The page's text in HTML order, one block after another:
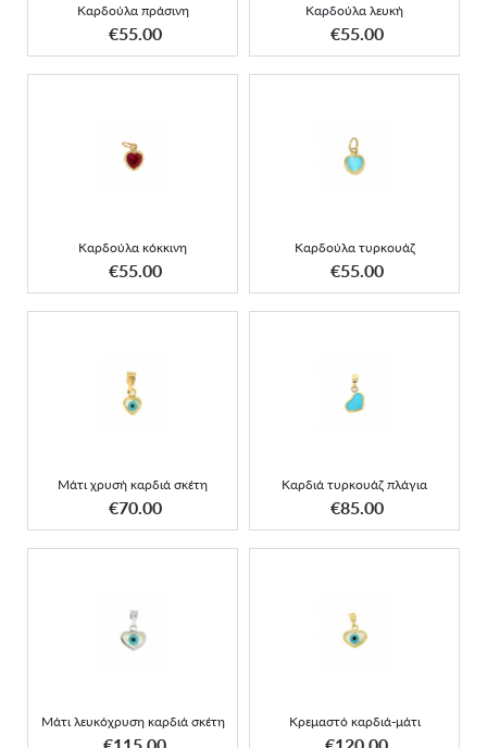
Καρδούλα πράσινη
€55.00
ΑΠΟΚΤΗΣΕ ΤΟ
Καρδούλα λευκή
€55.00
ΑΠΟΚΤΗΣΕ ΤΟ
Καρδούλα κόκκινη
€55.00
Καρδούλα κόκκινη
ΑΠΟΚΤΗΣΕ ΤΟ
Καρδούλα τυρκουάζ
€55.00
Καρδούλα τυρκουάζ
ΑΠΟΚΤΗΣΕ ΤΟ
Μάτι χρυσή καρδιά σκέτη
€70.00
Μάτι χρυσή καρδιά σκέτη
ΑΠΟΚΤΗΣΕ ΤΟ
Καρδιά τυρκουάζ πλάγια
€85.00
Καρδιά τυρκουάζ πλάγια
ΑΠΟΚΤΗΣΕ ΤΟ
Μάτι λευκόχρυση καρδιά σκέτη
Μάτι λευκόχρυση καρδιά
σκέτη
ΑΠΟΚΤΗΣΕ ΤΟ
Κρεμαστό καρδιά-μάτι
Κρεμαστό καρδιά-μάτι
ΑΠΟΚΤΗΣΕ ΤΟ